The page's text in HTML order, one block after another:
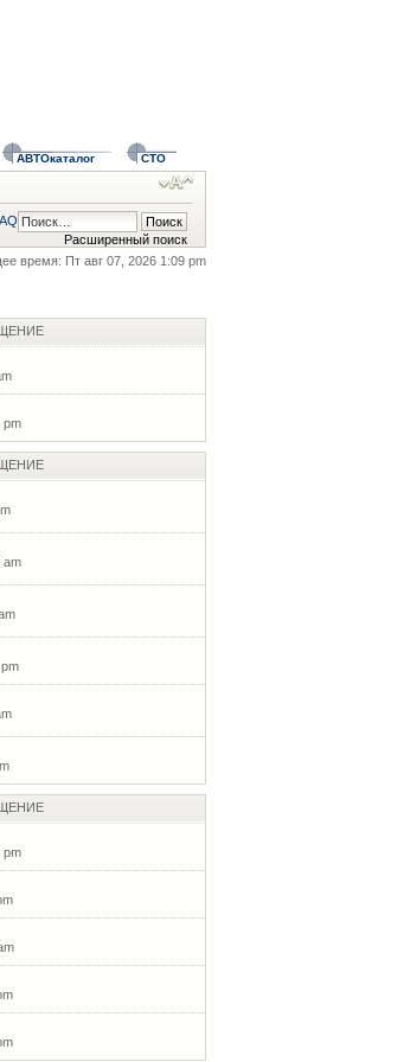
АВТОкаталог СТО
Расширенный поиск
время: Пт авг 07, 2026 1:09 pm
pm
am
pm